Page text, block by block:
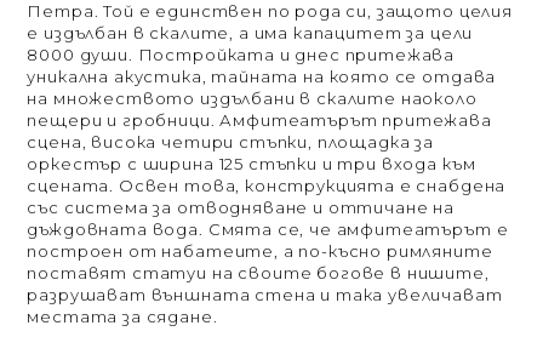
Петра. Той е единствен по рода си, защото целия
е издълбан в скалите, а има капацитет за цели
8000 души. Постройката и днес притежава
уникална акустика, тайната на която се отдава
на множеството издълбани в скалите наоколо
пещери и гробници. Амфитеатърът притежава
сцена, висока четири стъпки, площадка за
оркестър с ширина 125 стъпки и три входа към
сцената. Освен това, конструкцията е снабдена
със система за отводняване и оттичане на
дъждовната вода. Смята се, че амфитеатърът е
построен от набатеите, а по-късно римляните
поставят статуи на своите богове в нишите,
разрушават външната стена и така увеличават
местата за сядане.